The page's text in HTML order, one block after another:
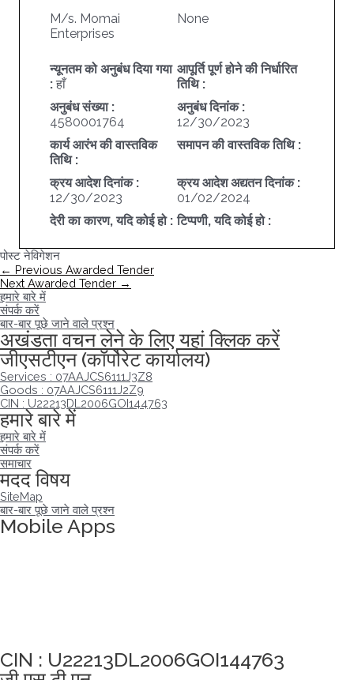
M/s. Momai
Enterprises
None
न्यूनतम को अनुबंध दिया गया
: हाँ
आपूर्ति पूर्ण होने की निर्धारित
तिथि :
अनुबंध संख्या :
4580001764
अनुबंध दिनांक :
12/30/2023
कार्य आरंभ की वास्तविक
तिथि :
समापन की वास्तविक तिथि :
क्रय आदेश दिनांक :
12/30/2023
क्रय आदेश अद्यतन दिनांक :
01/02/2024
देरी का कारण, यदि कोई हो : टिप्पणी, यदि कोई हो :
पोस्ट नेविगेशन
← Previous Awarded Tender
Next Awarded Tender →
हमारे बारे में
संपर्क करें
बार-बार पूछे जाने वाले प्रश्न
अखंडता वचन लेने के लिए यहां क्लिक करें
जीएसटीएन (कॉर्पोरेट कार्यालय)
Services : 07AAJCS6111J3Z8
Goods : 07AAJCS6111J2Z9
CIN : U22213DL2006GOI144763
हमारे बारे में
हमारे बारे में
संपर्क करें
समाचार
मदद विषय
SiteMap
बार-बार पूछे जाने वाले प्रश्न
Mobile Apps
CIN : U22213DL2006GOI144763